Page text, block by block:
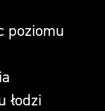
poziomu
łodzi